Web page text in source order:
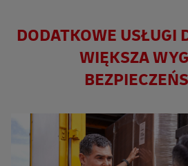
DODATKOWE USŁUGI
WIĘKSZA